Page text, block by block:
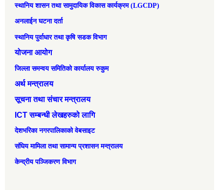
स्थानिय शासन तथा सामुदायिक विकास कार्यक्रम (LGCDP)
अनलाईन घटना दर्ता
स्थानिय पुर्वाधार तथा कृषि सडक विभाग
योजना आयोग
जिल्ला समन्वय समितिको कार्यालय रुकुम
अर्थ मन्त्रालय
सूचना तथा संचार मन्त्रालय
ICT सम्बन्धी लेखहरुको लागि
देशभरिका नगरपालिकाको वेबसाइट
संघिय मामिला तथा सामान्‍य प्रशासन मन्त्रालय
केन्द्रीय पञ्जिकरण विभाग